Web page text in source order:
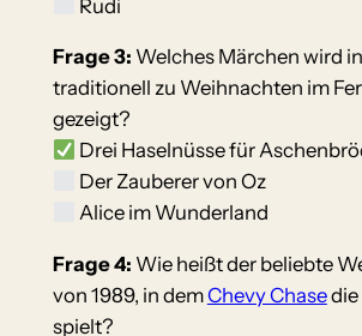
Rudi
Frage 3: Welches Märchen wird
traditionell zu Weihnachten im
gezeigt?
Drei Haselnüsse für
Der Zauberer von Oz
Alice im Wunderland
Frage 4: Wie heißt der beliebte
von 1989, in demChevy Chasedie
spielt?